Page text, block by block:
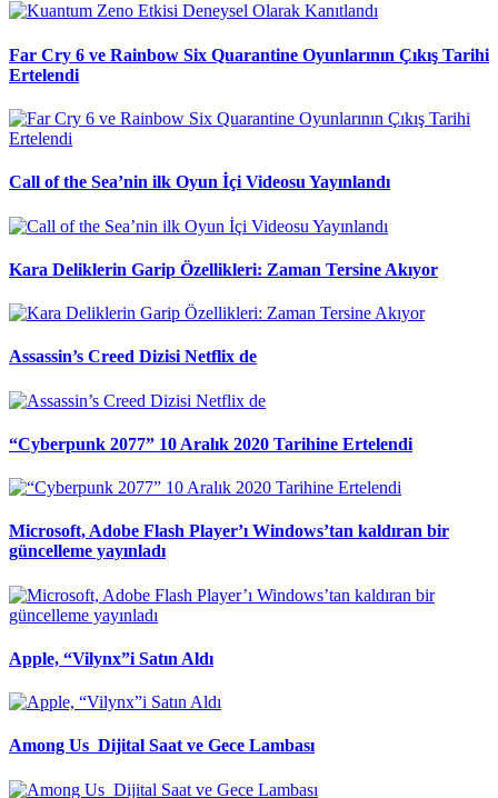
Far Cry 6 ve Rainbow Six Quarantine Oyunlarının Çıkış Tarihi
Ertelendi
Call of the Sea’nin ilk Oyun İçi Videosu Yayınlandı
Kara Deliklerin Garip Özellikleri: Zaman Tersine Akıyor
Assassin’s Creed Dizisi Netflix de
“Cyberpunk 2077” 10 Aralık 2020 Tarihine Ertelendi
Microsoft, Adobe Flash Player’ı Windows’tan kaldıran bir
güncelleme yayınladı
Apple, “Vilynx”i Satın Aldı
Among Us Dijital Saat ve Gece Lambası